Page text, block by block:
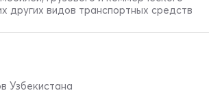
других видов транспортных средств
Узбекистана